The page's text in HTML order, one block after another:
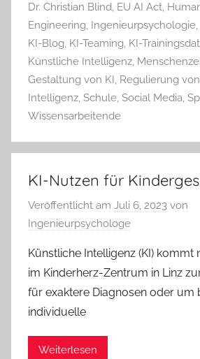
Dr. Christian Blind, EU AI Act,
Engineering, Ingenieurpsychologie,
KI-Blog, KI-Teaming, KI-
Künstliche Intelligenz,
Gestaltung von KI, Regulierung
Intelligenz, Schule, Social Media,
Wissensarbeitende
KI-Nutzen für
Veröffentlicht am Juli 6, 2023 von
Ingenieurpsychologe
Künstliche Intelligenz (KI)
im Kinderherz-Zentrum in Linz
für exaktere Diagnosen oder um
individuelle
Weiterlesen